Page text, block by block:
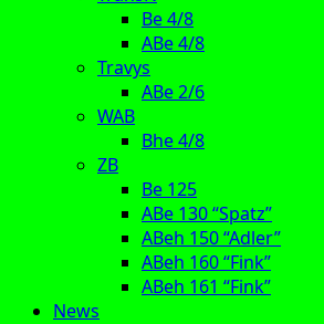
Be 4/8
ABe 4/8
Travys
ABe 2/6
WAB
Bhe 4/8
ZB
Be 125
ABe 130 “Spatz”
ABeh 150 “Adler”
ABeh 160 “Fink”
ABeh 161 “Fink”
News